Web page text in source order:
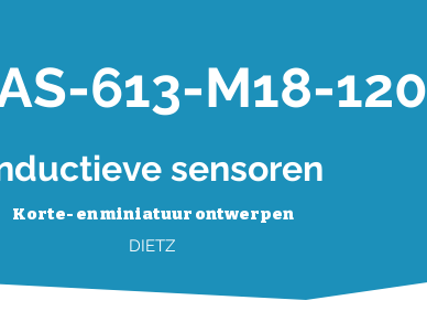
sensoren
Korte- en miniatuur ontwerpen
DIETZ
613-M18-120